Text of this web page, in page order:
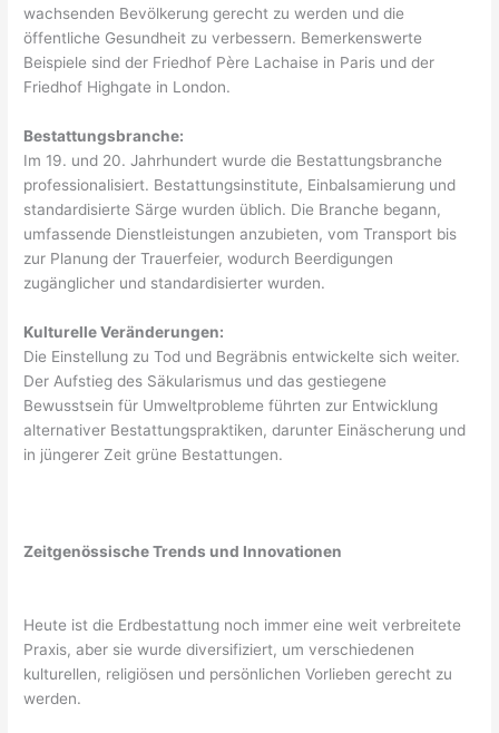
wachsenden Bevölkerung gerecht zu werden und die
öffentliche Gesundheit zu verbessern. Bemerkenswerte
Beispiele sind der Friedhof Père Lachaise in Paris und der
Friedhof Highgate in London.
Bestattungsbranche:
Im 19. und 20. Jahrhundert wurde die Bestattungsbranche
professionalisiert. Bestattungsinstitute, Einbalsamierung und
standardisierte Särge wurden üblich. Die Branche begann,
umfassende Dienstleistungen anzubieten, vom Transport bis
zur Planung der Trauerfeier, wodurch Beerdigungen
zugänglicher und standardisierter wurden.
Kulturelle Veränderungen:
Die Einstellung zu Tod und Begräbnis entwickelte sich weiter.
Der Aufstieg des Säkularismus und das gestiegene
Bewusstsein für Umweltprobleme führten zur Entwicklung
alternativer Bestattungspraktiken, darunter Einäscherung und
in jüngerer Zeit grüne Bestattungen.
Zeitgenössische Trends und Innovationen
Heute ist die Erdbestattung noch immer eine weit verbreitete
Praxis, aber sie wurde diversifiziert, um verschiedenen
kulturellen, religiösen und persönlichen Vorlieben gerecht zu
werden.